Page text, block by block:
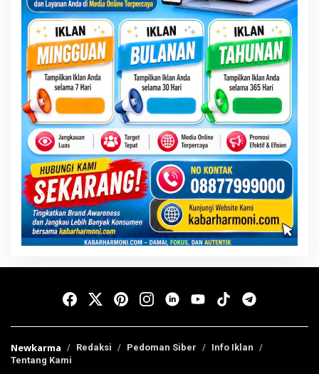
Newkarma Redaksi Pedoman Siber
Info Iklan
Tentang Kami